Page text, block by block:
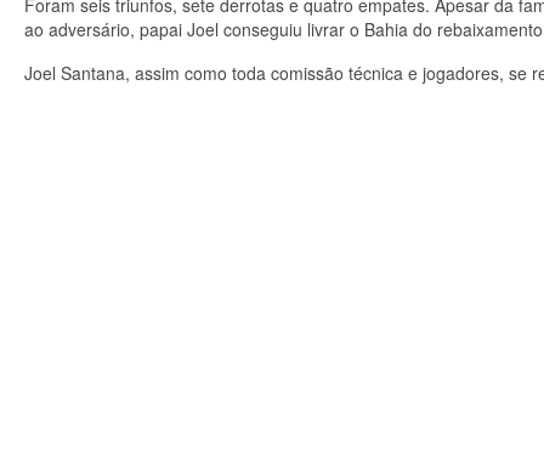
Foram seis triunfos, sete derrotas e quatro empates. Apesar da
ao adversário, papai Joel conseguiu livrar o Bahia do
Joel Santana, assim como toda comissão técnica e jogadores,